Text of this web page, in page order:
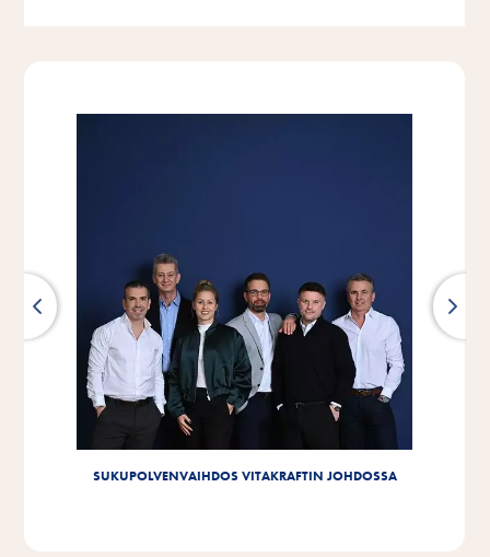
SUKUPOLVENVAIHDOS VITAKRAFTIN JOHDOSSA